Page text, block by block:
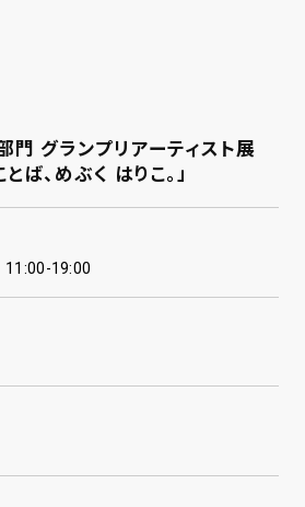
グランプリアーティスト展
ば、めぶく はりこ。」
11:00-19:00